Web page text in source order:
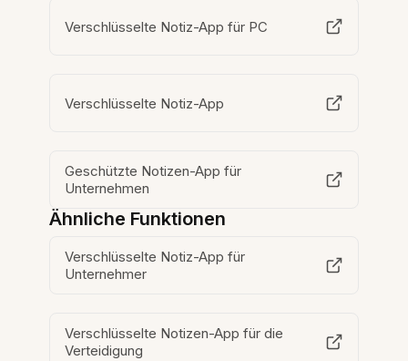
Verschlüsselte Notiz-App für PC
Verschlüsselte Notiz-App
Geschützte Notizen-App für
Unternehmen
Ähnliche Funktionen
Verschlüsselte Notiz-App für
Unternehmer
Verschlüsselte Notizen-App für die
Verteidigung